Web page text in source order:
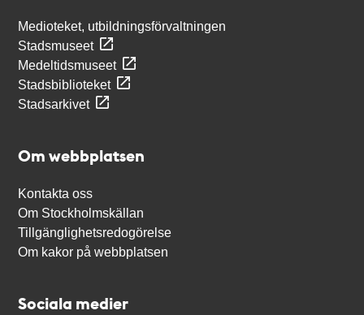
Medioteket, utbildningsförvaltningen
Stadsmuseet
Medeltidsmuseet
Stadsbiblioteket
Stadsarkivet
Om webbplatsen
Kontakta oss
Om Stockholmskällan
Tillgänglighetsredogörelse
Om kakor på webbplatsen
Sociala medier